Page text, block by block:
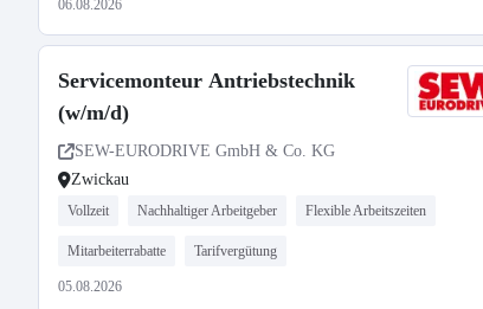
06.08.2026
Servicemonteur Antriebstechnik
(w/m/d)
SEW-EURODRIVE GmbH & Co. KG
Zwickau
Vollzeit Nachhaltiger Arbeitgeber Flexible Arbeitszeiten
Mitarbeiterrabatte Tarifvergütung
05.08.2026